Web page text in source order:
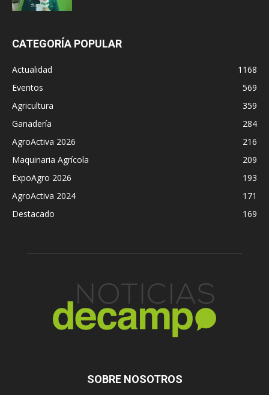
CATEGORÍA POPULAR
Actualidad
1168
Eventos
569
Agricultura
359
Ganadería
284
AgroActiva 2026
216
Maquinaria Agrícola
209
ExpoAgro 2026
193
AgroActiva 2024
171
Destacado
169
SOBRE NOSOTROS